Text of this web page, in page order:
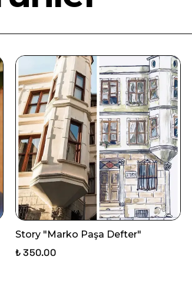
Story "Marko Paşa Defter"
₺ 350.00